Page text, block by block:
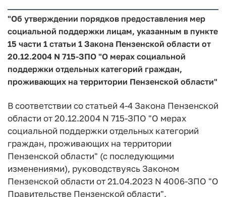
"Об утверждении порядков предоставления мер
социальной поддержки лицам, указанным в пункте
15 части 1 статьи 1 Закона Пензенской области от
20.12.2004 N 715-ЗПО "О мерах социальной
поддержки отдельных категорий граждан,
проживающих на территории Пензенской области"
В соответствии со статьей 4-4 Закона Пензенской
области от 20.12.2004 N 715-ЗПО "О мерах
социальной поддержки отдельных категорий
граждан, проживающих на территории
Пензенской области" (с последующими
изменениями), руководствуясь Законом
Пензенской области от 21.04.2023 N 4006-ЗПО "О
Правительстве Пензенской области",